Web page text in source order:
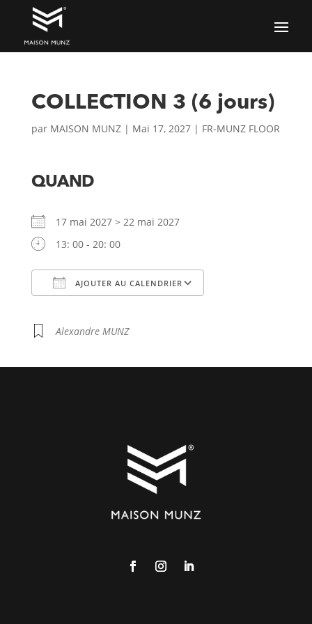
COLLECTION 3 (6 jours)
par MAISON MUNZ| Mai 17, 2027| FR-MUNZ FLOOR
QUAND
17 mai 2027 > 22 mai 2027
13: 00 - 20: 00
AJOUTER AU CALENDRIER
Alexandre MUNZ